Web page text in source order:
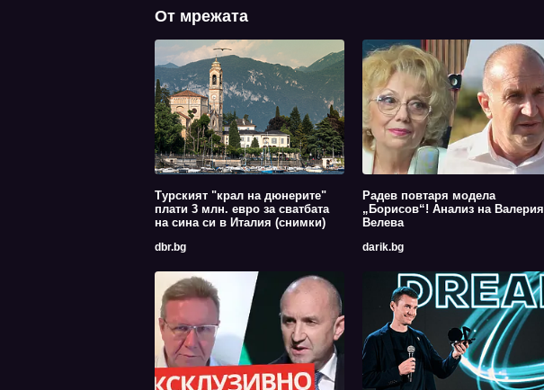
От мрежата
Турският "крал на дюнерите"
плати 3 млн. евро за сватбата
на сина си в Италия (снимки)
dbr.bg
Радев повтаря модела
„Борисов“! Анализ на Валерия
Велева
darik.bg